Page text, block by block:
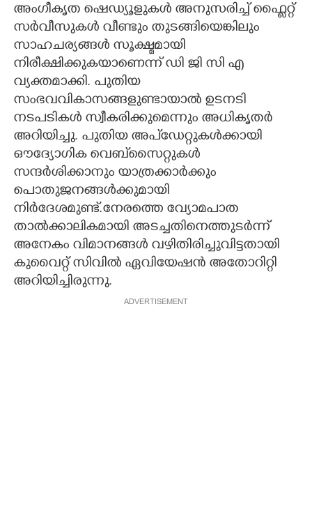
അംഗീക‌ൃത ഷെഡ്യൂളുകൾ അനുസരിച്ച് ഫ്ളൈറ്റ്
സർവീസുകൾ വീണ്ടും തുടങ്ങിയെങ്കിലും
സാഹചര്യങ്ങൾ സൂക്ഷ്മമായി
നിരീക്ഷിക്കുകയാണെന്ന് ഡി ജി സി എ
വ്യക്തമാക്കി. പുതിയ
സംഭവവികാസങ്ങളുണ്ടായാൽ ഉടനടി
നടപടികൾ സ്വീകരിക്കുമെന്നും അധികൃതർ
അറിയിച്ചു. പുതിയ അപ്‌ഡേറ്റുകൾക്കായി
ഔദ്യോഗിക വെബ്‌സൈറ്റുകൾ
സന്ദർശിക്കാനും യാത്രക്കാർക്കും
പൊതുജനങ്ങൾക്കുമായി
നിർദേശമുണ്ട്.നേരത്തെ വ്യോമപാത
താൽക്കാലികമായി അടച്ചതിനെത്തുടർന്ന്
അനേകം വിമാനങ്ങൾ വഴിതിരിച്ചുവിട്ടതായി
കുവൈറ്റ് സിവിൽ ഏവിയേഷൻ അതോറിറ്റി
അറിയിച്ചിരുന്നു.
ADVERTISEMENT